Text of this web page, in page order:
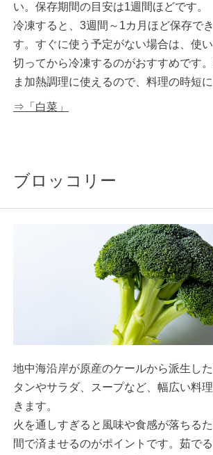
い。保存期間の目安は1週間ほどです。
冷凍すると、3週間～1カ月ほど保存で
す。すぐに使う予定がない場合は、使
切ってから冷凍するのがおすすめです
ま加熱調理に使えるので、料理の時短に
⇒「白菜」
ブロッコリー
地中海沿岸が原産のケールから派生し
タンやサラダ、スープなど、幅広い料
きます。
火を通しすぎると風味や食感が落ちる
間で済ませるのがポイントです。茹で